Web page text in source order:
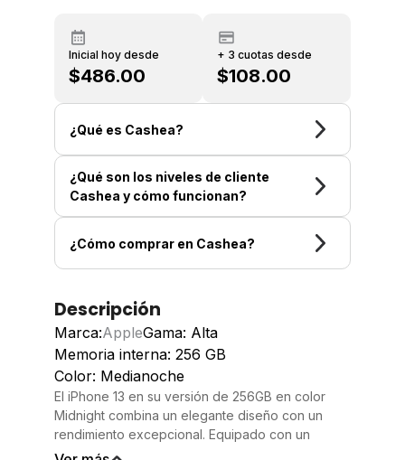
Inicial hoy desde
$486.00
+ 3 cuotas desde
$108.00
¿Qué es Cashea?
¿Qué son los niveles de cliente
Cashea y cómo funcionan?
¿Cómo comprar en Cashea?
Descripción
Marca:AppleGama: Alta
Memoria interna: 256 GB
Color: Medianoche
El iPhone 13 en su versión de 256GB en color
Midnight combina un elegante diseño con un
rendimiento excepcional. Equipado con un
potente chip A15 Bionic, este dispositivo ofrece